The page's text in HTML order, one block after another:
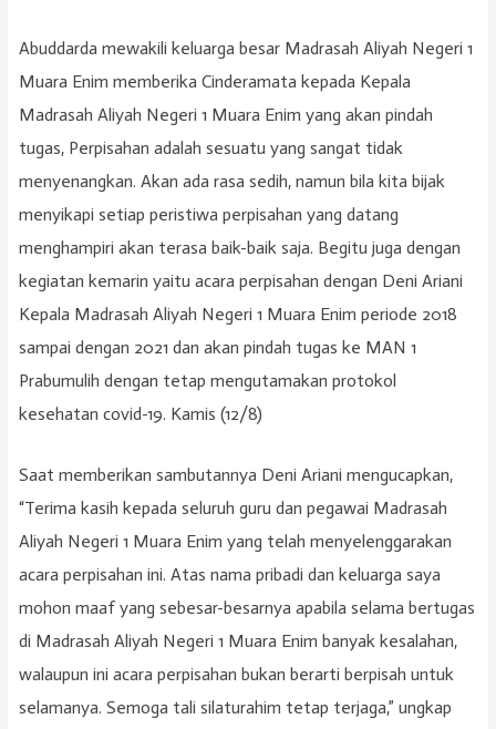
Abuddarda mewakili keluarga besar Madrasah Aliyah Negeri 1
Muara Enim memberika Cinderamata kepada Kepala
Madrasah Aliyah Negeri 1 Muara Enim yang akan pindah
tugas, Perpisahan adalah sesuatu yang sangat tidak
menyenangkan. Akan ada rasa sedih, namun bila kita bijak
menyikapi setiap peristiwa perpisahan yang datang
menghampiri akan terasa baik-baik saja. Begitu juga dengan
kegiatan kemarin yaitu acara perpisahan dengan Deni Ariani
Kepala Madrasah Aliyah Negeri 1 Muara Enim periode 2018
sampai dengan 2021 dan akan pindah tugas ke MAN 1
Prabumulih dengan tetap mengutamakan protokol
kesehatan covid-19. Kamis (12/8)
Saat memberikan sambutannya Deni Ariani mengucapkan,
“Terima kasih kepada seluruh guru dan pegawai Madrasah
Aliyah Negeri 1 Muara Enim yang telah menyelenggarakan
acara perpisahan ini. Atas nama pribadi dan keluarga saya
mohon maaf yang sebesar-besarnya apabila selama bertugas
di Madrasah Aliyah Negeri 1 Muara Enim banyak kesalahan,
walaupun ini acara perpisahan bukan berarti berpisah untuk
selamanya. Semoga tali silaturahim tetap terjaga,” ungkap